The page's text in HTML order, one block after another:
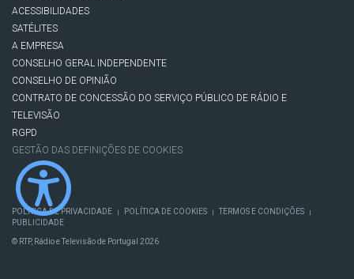
ACESSIBILIDADES
SATÉLITES
A EMPRESA
CONSELHO GERAL INDEPENDENTE
CONSELHO DE OPINIÃO
CONTRATO DE CONCESSÃO DO SERVIÇO PÚBLICO DE RÁDIO E
TELEVISÃO
RGPD
GESTÃO DAS DEFINIÇÕES DE COOKIES
POLÍTICA DE PRIVACIDADE | POLÍTICA DE COOKIES | TERMOS E CONDIÇÕES |
PUBLICIDADE
© RTP, Rádio e Televisão de Portugal 2026